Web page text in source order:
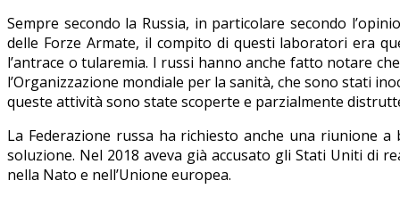
Sempre secondo la Russia, in particolare secondo
delle Forze Armate, il compito di questi laboratori era
l’antrace o tularemia. I russi hanno anche fatto notare
l’Organizzazione mondiale per la sanità, che sono stati
queste attività sono state scoperte e parzialmente
La Federazione russa ha richiesto anche una riunione
soluzione. Nel 2018 aveva già accusato gli Stati Uniti di
nella Nato e nell’Unione europea.